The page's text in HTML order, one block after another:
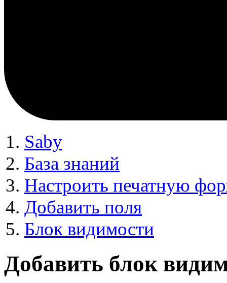
Saby
База знаний
Настроить печатную
Добавить поля
Блок видимости
Добавить блок